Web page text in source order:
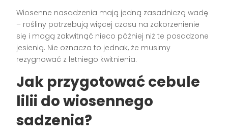
Wiosenne nasadzenia mają jedną zasadniczą wadę
– rośliny potrzebują więcej czasu na zakorzenienie
się i mogą zakwitnąć nieco później niż te posadzone
jesienią. Nie oznacza to jednak, że musimy
rezygnować z letniego kwitnienia.
Jak przygotować cebule
lilii do wiosennego
sadzenia?